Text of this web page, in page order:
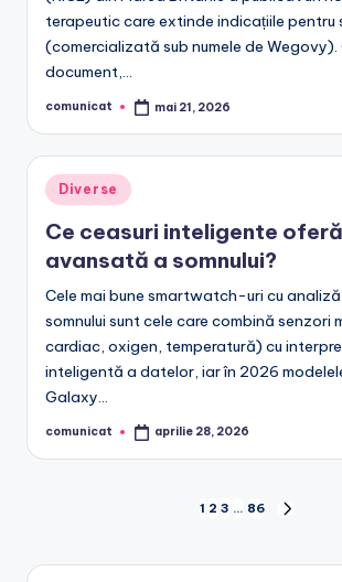
terapeutic care extinde indicațiile pentru
(comercializată sub numele de Wegovy).
document,…
Posted
comunicat mai 21, 2026
Posted
in
Diverse
Ce ceasuri inteligente
avansată a somnului?
Cele mai bune smartwatch-uri cu
somnului sunt cele care combină senzori
cardiac, oxigen, temperatură) cu
inteligentă a datelor, iar în 2026
Galaxy…
Posted
comunicat aprilie 28, 2026
articole
1 2 3 … 86